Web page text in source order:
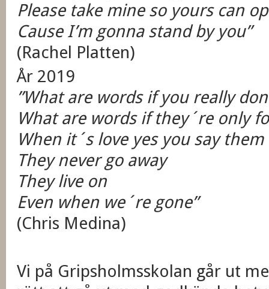
Please take mine so yours can
Cause I’m gonna stand by you”
(Rachel Platten)
År 2019
”What are words if you really
What are words if they´re only
When it´s love yes you say
They never go away
They live on
Even when we´re gone”
(Chris Medina)
Vi på Gripsholmsskolan går ut